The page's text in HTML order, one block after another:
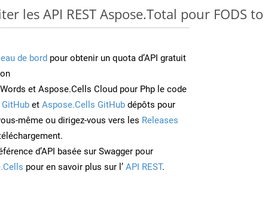
les API REST Aspose.Total pour FODS to
de bord pour obtenir un quota d’API gratuit
et Aspose.Cells Cloud pour Php le code
et Aspose.Cells GitHub dépôts pour
même ou dirigez-vous vers les Releases
d’API basée sur Swagger pour
pour en savoir plus sur l’ API REST.